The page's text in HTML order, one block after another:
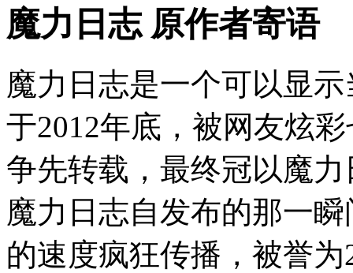
魔力日志 原作者寄语
魔力日志是一个可以显
于2012年底，被网友炫
争先转载，最终冠以魔
魔力日志自发布的那一
的速度疯狂传播，被誉